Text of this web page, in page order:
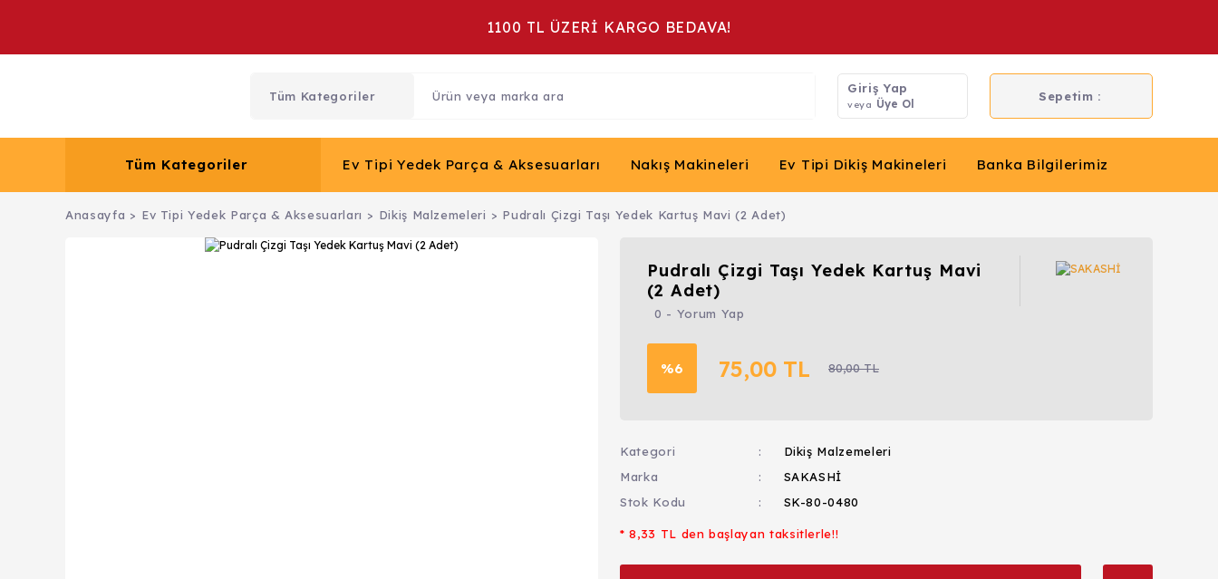
1100 TL ÜZERİ KARGO BEDAVA!
Giriş Yap
veya Üye Ol
Sepetim :
Tüm Kategoriler Ev Tipi Yedek Parça & Aksesuarları Nakış Makineleri Ev Tipi Dikiş Makineleri Banka Bilgilerimiz
Anasayfa Ev Tipi Yedek Parça & Aksesuarları Dikiş Malzemeleri Pudralı Çizgi Taşı Yedek Kartuş Mavi (2 Adet)
Pudralı Çizgi Taşı Yedek Kartuş Mavi
(2 Adet)
0 - Yorum Yap
%6 75,00 TL 80,00 TL
Kategori
Dikiş Malzemeleri
Marka
SAKASHİ
Stok Kodu
SK-80-0480
* 8,33 TL den başlayan taksitlerle!!